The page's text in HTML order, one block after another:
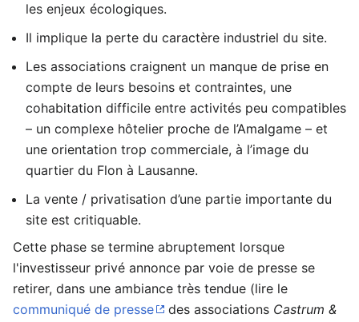
les enjeux écologiques.
Il implique la perte du caractère industriel du site.
Les associations craignent un manque de prise en
compte de leurs besoins et contraintes, une
cohabitation difficile entre activités peu compatibles
– un complexe hôtelier proche de l’Amalgame – et
une orientation trop commerciale, à l’image du
quartier du Flon à Lausanne.
La vente / privatisation d’une partie importante du
site est critiquable.
Cette phase se termine abruptement lorsque
l'investisseur privé annonce par voie de presse se
retirer, dans une ambiance très tendue (lire le
communiqué de presse
des associations Castrum &